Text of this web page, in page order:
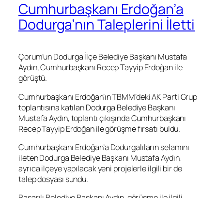
Cumhurbaşkanı Erdoğan’a
Dodurga’nın Taleplerini İletti
Çorum’un Dodurga İlçe Belediye Başkanı Mustafa
Aydın, Cumhurbaşkanı Recep Tayyip Erdoğan ile
görüştü.
Cumhurbaşkanı Erdoğan’ın TBMM’deki AK Parti Grup
toplantısına katılan Dodurga Belediye Başkanı
Mustafa Aydın, toplantı çıkışında Cumhurbaşkanı
Recep Tayyip Erdoğan ile görüşme fırsatı buldu.
Cumhurbaşkanı Erdoğan’a Dodurgalıların selamını
ileten Dodurga Belediye Başkanı Mustafa Aydın,
ayrıca ilçeye yapılacak yeni projelerle ilgili bir de
talep dosyası sundu.